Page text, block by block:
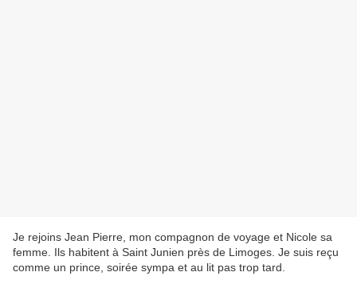
Je rejoins Jean Pierre, mon compagnon de voyage et Nicole sa
femme. Ils habitent à Saint Junien près de Limoges. Je suis reçu
comme un prince, soirée sympa et au lit pas trop tard.